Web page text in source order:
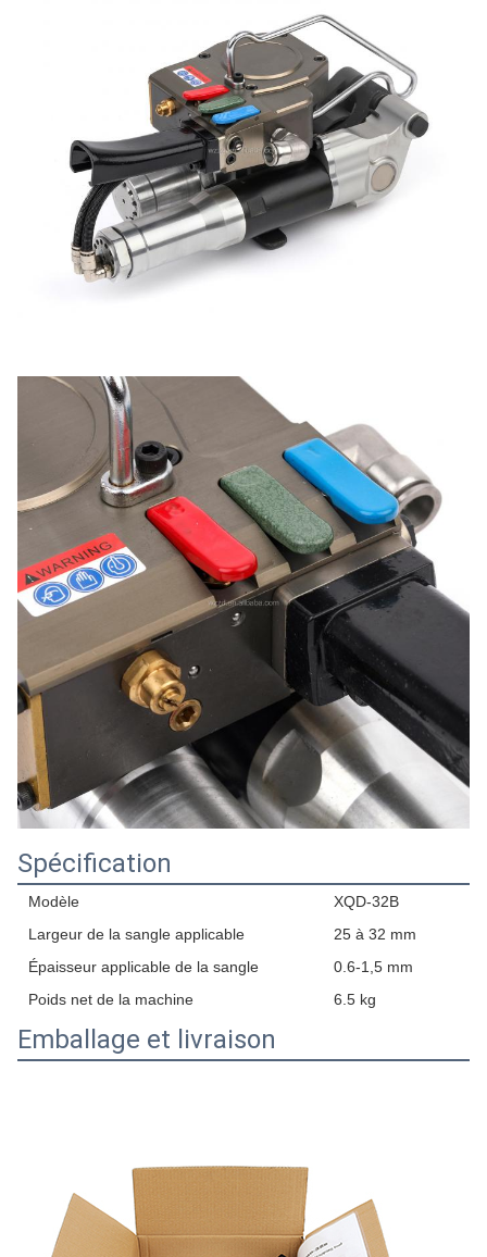
Spécification
Modèle
XQD-32B
Largeur de la sangle applicable
25 à 32 mm
Épaisseur applicable de la sangle
0.6-1,5 mm
Poids net de la machine
6.5 kg
Emballage et livraison